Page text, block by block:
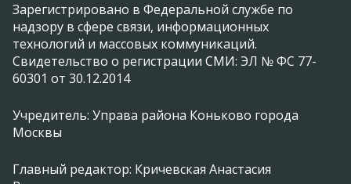
Зарегистрировано в Федеральной службе по
надзору в сфере связи, информационных
технологий и массовых коммуникаций.
Свидетельство о регистрации СМИ: ЭЛ № ФС 77-
60301 от 30.12.2014
Учредитель: Управа района Коньково города
Москвы
Главный редактор: Кричевская Анастасия